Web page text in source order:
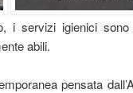
i servizi igienici
abili.
pensata